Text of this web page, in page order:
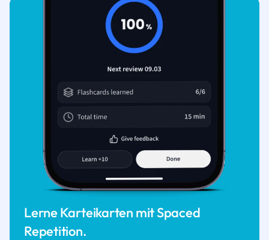
Lerne Karteikarten mit Spaced
Repetition.